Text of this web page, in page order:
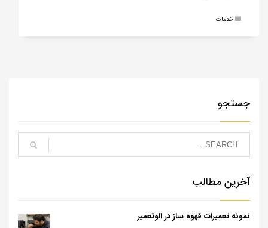
خدمات
جستجو
آخرین مطالب
نمونه تعمیرات قهوه ساز در الوتعمیر